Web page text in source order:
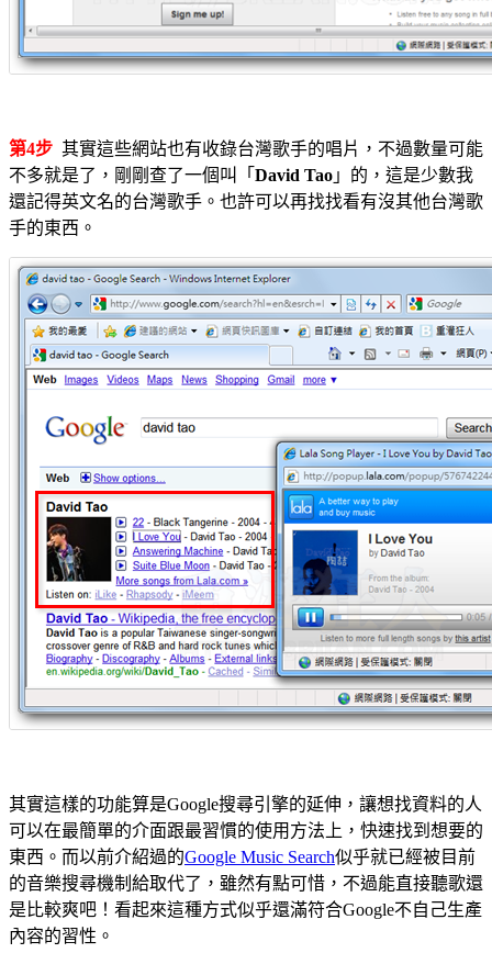
第4步 其實這些網站也有收錄台灣歌手的唱片，不過數量可能
不多就是了，剛剛查了一個叫「 David Tao 」的，這是少數我
還記得英文名的台灣歌手。也許可以再找找看有沒其他台灣歌
手的東西。
其實這樣的功能算是Google搜尋引擎的延伸，讓想找資料的人
可以在最簡單的介面跟最習慣的使用方法上，快速找到想要的
東西。而以前介紹過的Google Music Search似乎就已經被目前
的音樂搜尋機制給取代了，雖然有點可惜，不過能直接聽歌還
是比較爽吧！看起來這種方式似乎還滿符合Google不自己生產
內容的習性。